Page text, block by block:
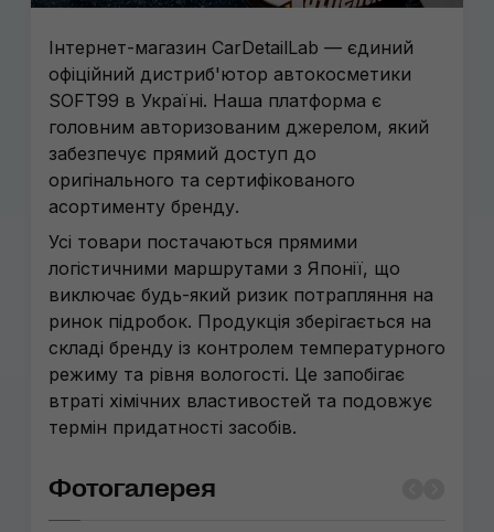
Інтернет-магазин CarDetailLab — єдиний
офіційний дистриб'ютор автокосметики
SOFT99 в Україні. Наша платформа є
головним авторизованим джерелом, який
забезпечує прямий доступ до
оригінального та сертифікованого
асортименту бренду.
Усі товари постачаються прямими
логістичними маршрутами з Японії, що
виключає будь-який ризик потрапляння на
ринок підробок. Продукція зберігається на
складі бренду із контролем температурного
режиму та рівня вологості. Це запобігає
втраті хімічних властивостей та подовжує
термін придатності засобів.
Фотогалерея